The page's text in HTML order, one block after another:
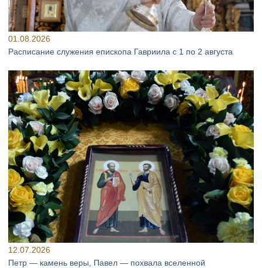
01.08.2026
Расписание служения епископа Гавриила с 1 по 2 августа
12.07.2026
Петр — камень веры, Павел — похвала вселенной